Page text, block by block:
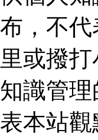
布，不
里或撥
知識管
表本站